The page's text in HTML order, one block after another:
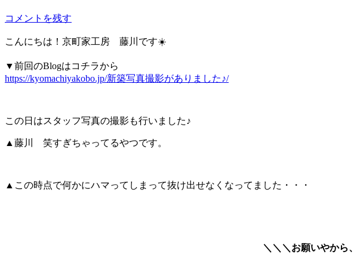
コメントを残す
こんにちは！京町家工房 藤川です☀️
▼前回のBlogはコチラから
https://kyomachiyakobo.jp/新築写真撮影がありました♪/
この日はスタッフ写真の撮影も行いました♪
▲藤川 笑すぎちゃってるやつです。
▲この時点で何かにハマってしまって抜け出せなくなってました・・・
＼＼＼お願いやから